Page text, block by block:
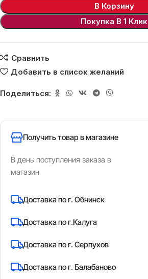
В Корзину
Покупка В 1 Клик
Сравнить
Добавить в список желаний
Поделиться:
Получить товар в магазине
В день поступления заказа в
магазин
Доставка по г. Обнинск
Доставка по г.Калуга
Доставка по г. Серпухов
Доставка по г. Балабаново